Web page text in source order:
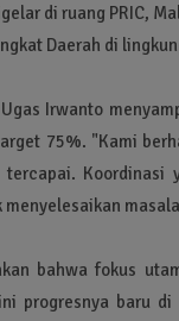
di ruang PRIC,
Daerah di
Irwanto
75%. "Kami
Koordinasi
bahwa fokus
progresnya baru